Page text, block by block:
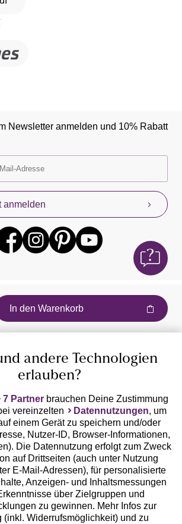
Newsletter anmelden und 10% Rabatt
anmelden
In den Warenkorb
andere Technologien
erlauben?
7 Partner brauchen Deine Zustimmung
vereinzelten
Datennutzungen, um
einem Gerät zu speichern und/oder
Nutzer-ID, Browser-Informationen,
Die Datennutzung erfolgt zum Zweck
auf Drittseiten (auch unter Nutzung
E-Mail-Adressen), für personalisierte
Anzeigen- und Inhaltsmessungen
über Zielgruppen und
zu gewinnen. Mehr Infos zur
(inkl. Widerrufsmöglichkeit) und zu